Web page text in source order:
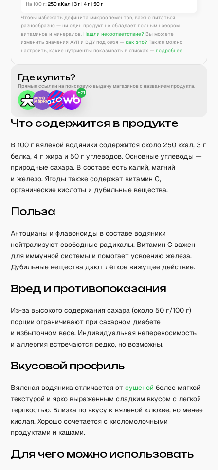
На 100 г: 250кКал | 3г | 4г | 50г
Чтобы избежать дефицита микроэлементов, важно питаться
разнообразно — ни один продукт не обладает полным набором
витаминов и минералов. Нашли несоответствие? Вы можете
изменить значения АУП и ВДУ под себя — как это? Также можно
настроить, какие нутриенты показывать в списках — подробнее
Где купить?
Прямые ссылки на поисковую выдачу магазинов с названием продукта.
+21
Что содержится в продукте
В 100 г вяленой водяники содержится около 250 ккал, 3 г
белка, 4 г жира и 50 г углеводов. Основные углеводы —
природные сахара. В составе есть калий, магний
и железо. Ягоды также содержат витамин C,
органические кислоты и дубильные вещества.
Польза
Антоцианы и флавоноиды в составе водяники
нейтрализуют свободные радикалы. Витамин C важен
для иммунной системы и помогает усвоению железа.
Дубильные вещества дают лёгкое вяжущее действие.
Вред и противопоказания
Из-за высокого содержания сахара (около 50 г/100 г)
порции ограничивают при сахарном диабете
и избыточном весе. Индивидуальная непереносимость
и аллергия встречаются редко, но возможны.
Вкусовой профиль
Вяленая водяника отличается отсушеной более мягкой
текстурой и ярко выраженным сладким вкусом с легкой
терпкостью. Близка по вкусу к вяленой клюкве, но менее
кислая. Хорошо сочетается с кисломолочными
продуктами и кашами.
Для чего можно использовать